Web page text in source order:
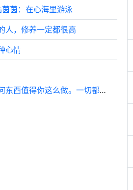
茵：在心海里游泳
人，修养一定都很高
心情
这世上没有任何东西值得你这么做。一切都烂透了。你听懂了吗？